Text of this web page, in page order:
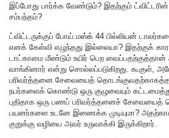
இப்போது பார்க்க வேண்டும்? இதற்கும்
சம்பந்தம்?
ட்விட்டருக்குப் போய் மஸ்க் 44 பில்லியன்
எனக் கேள்வி எழுந்தது இல்லையா? இதற்குக்
டாட்காமை மீண்டும் உயிர் பெற
வாங்கினார் என்று சொல்லப்படுகிறது. கூகுள்,
பரிவர்த்தனை சேவையைத்
நபர்களைக் கொண்டு ஒரு குழுவையும்
புதிதாக ஒரு பணப் பரிவர்த்தனைச் சேவையைத்
பயனர்களை உடனே இணைக்க முடியுமா?
குறுக்கு வழியை அவர் உருவாக்கி இருக்கிறார்.